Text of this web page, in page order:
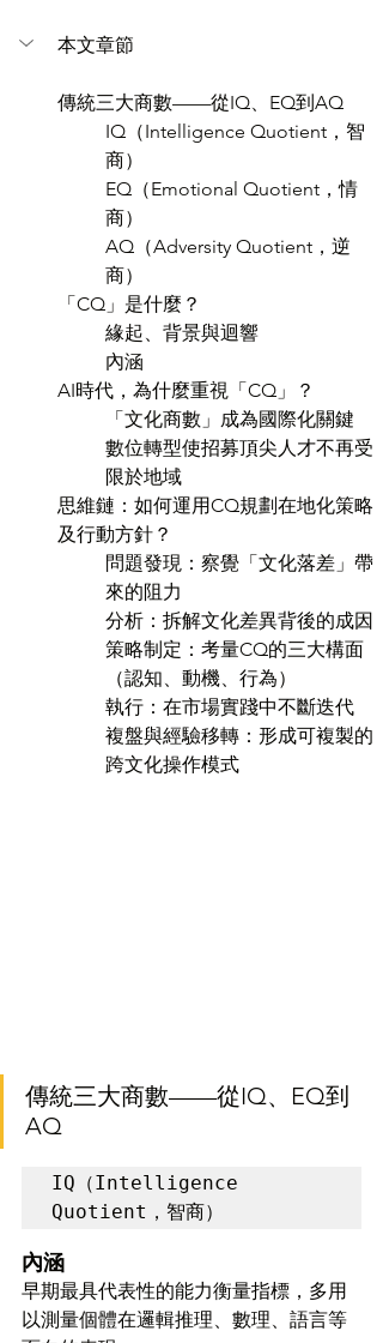
本文章節
傳統三大商數——從IQ、EQ到AQ
IQ（Intelligence Quotient，智
商）
EQ（Emotional Quotient，情
商）
AQ（Adversity Quotient，逆
商）
「CQ」是什麼？
緣起、背景與迴響
內涵
AI時代，為什麼重視「CQ」？
「文化商數」成為國際化關鍵
數位轉型使招募頂尖人才不再受
限於地域
思維鏈：如何運用CQ規劃在地化策略
及行動方針？
問題發現：察覺「文化落差」帶
來的阻力
分析：拆解文化差異背後的成因
策略制定：考量CQ的三大構面
（認知、動機、行為）
執行：在市場實踐中不斷迭代
複盤與經驗移轉：形成可複製的
跨文化操作模式
傳統三大商數——從IQ、EQ到
AQ
IQ（Intelligence
Quotient，智商）
內涵
早期最具代表性的能力衡量指標，多用
以測量個體在邏輯推理、數理、語言等